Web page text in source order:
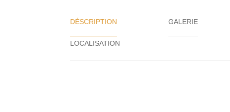
DÉSCRIPTION GALERIE